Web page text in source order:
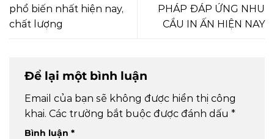
phổ biến nhất hiện nay,
chất lượng
PHÁP ĐÁP ỨNG NHU
CẦU IN ẤN HIỆN NAY
Để lại một bình luận
Email của bạn sẽ không được hiển thị công
khai. Các trường bắt buộc được đánh dấu *
Bình luận *